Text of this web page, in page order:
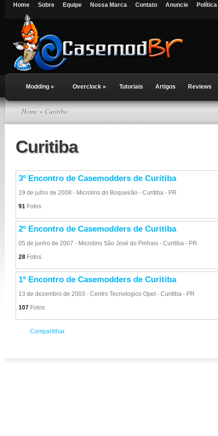
Home Sobre Equipe Nossa Marca Contato Anuncie
Modding » Overclock » Tutoriais Artigos Reviews
Home » Curitiba
Curitiba
3º Encontro de Casemodders de Curitiba
19 de julho de 2008 - Microlins do Boqueirão - Curitiba - PR
91 Fotos
2º Encontro de Casemodders de Curitiba
05 de junho de 2007 - Microlins São José do Pinhais - Curitiba - PR
28 Fotos
1º Encontro de Casemodders de Curitiba
13 de dezembro de 2003 - Centro Tecnologico Opet - Curitiba - PR
107 Fotos
Compartilhar